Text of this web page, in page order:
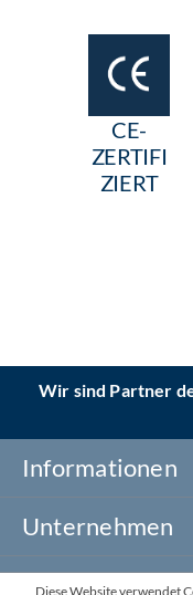
CE-
ZERTIFI
ZIERT
Wir sind Partner
Informationen
Unternehmen
Newsletter
Diese Website verwendet